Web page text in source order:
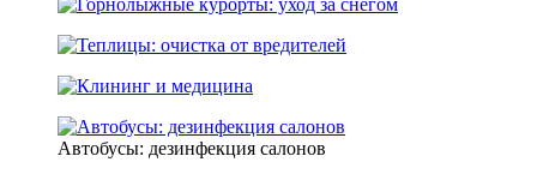
Автобусы: дезинфекция салонов